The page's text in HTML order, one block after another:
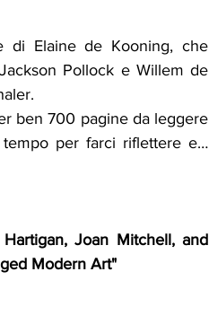
di Elaine de Kooning, che
Pollock e Willem de
ben 700 pagine da leggere
per farci riflettere e…
Joan Mitchell, and
Modern Art"